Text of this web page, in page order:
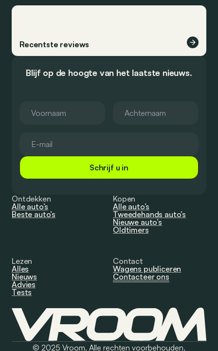
Recentste reviews
Blijf op de hoogte van het laatste nieuws.
Schrijf u in
Ontdekken
Alle auto’s
Beste auto’s
Kopen
Alle auto’s
Tweedehands auto’s
Nieuwe auto’s
Oldtimers
Lezen
Alles
Nieuws
Advies
Tests
Contact
Wagens publiceren
Contacteer ons
© 2025 Vroom. Alle rechten voorbehouden.